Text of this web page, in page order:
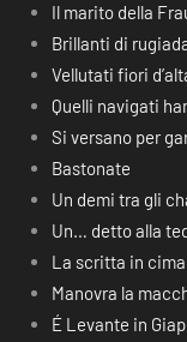
Il marito della
Brillanti di
Vellutati fiori
Quelli navigati
Si versano per
Bastonate
Un demi tra gli
Un… detto alla
La scritta in cima
Manovra la
É Levante in